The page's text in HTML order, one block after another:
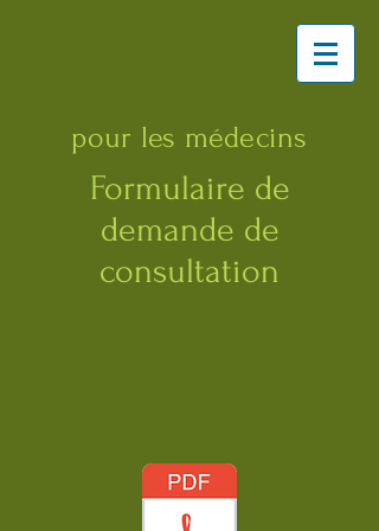
pour les médecins
Formulaire de
demande de
consultation